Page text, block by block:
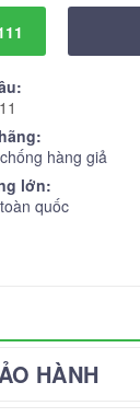
hàng giả
lớn:
quốc
HÀNH